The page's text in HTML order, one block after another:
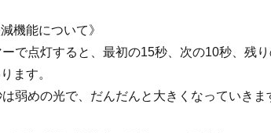
機能について》
で点灯すると、最初の15秒、次の10秒、残
ます。
弱めの光で、だんだんと大きくなっていきま